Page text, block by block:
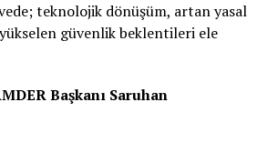
teknolojik dönüşüm, artan yasal
güvenlik beklentileri ele
Başkanı Saruhan